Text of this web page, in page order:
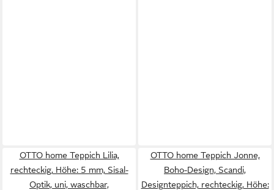
OTTO home Teppich Lilia,
rechteckig, Höhe: 5 mm, Sisal-
Optik, uni, waschbar,
OTTO home Teppich Jonne,
Boho-Design, Scandi,
Designteppich, rechteckig, Höhe: